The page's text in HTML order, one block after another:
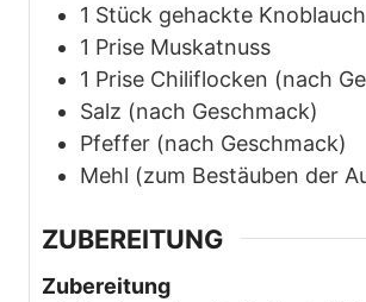
1 Stück gehackte
1 Prise Muskatnuss
1 Prise Chiliflocken (nach
Salz (nach Geschmack)
Pfeffer (nach Geschmack)
Mehl (zum Bestäuben der
ZUBEREITUNG
Zubereitung